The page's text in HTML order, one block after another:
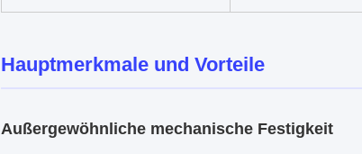
Hauptmerkmale und Vorteile
Außergewöhnliche mechanische Festigkeit